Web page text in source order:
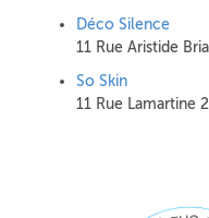
Déco Silence
11 Rue Aristide
So Skin
11 Rue Lamartine